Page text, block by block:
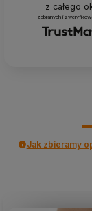
z całego
zebranych i
Jak zbieramy